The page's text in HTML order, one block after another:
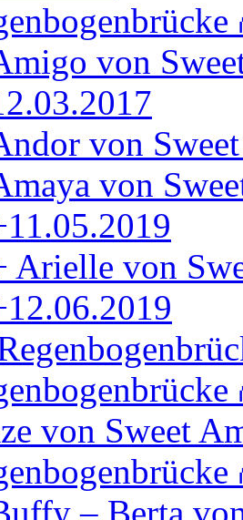
von
von
von
Arielle von
von Sweet